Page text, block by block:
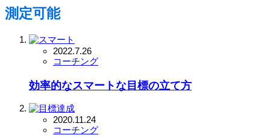
測定可能
2022.7.26
コーチング
効率的なスマートな目標の立て方
2020.11.24
コーチング